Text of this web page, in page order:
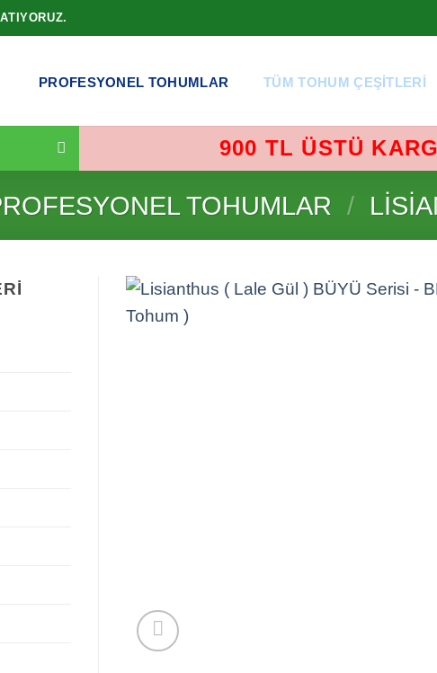
PROFESYONEL TOHUMLAR TÜM TOHUM ÇEŞITLERI
900 TL ÜSTÜ
TOHUMLAR /